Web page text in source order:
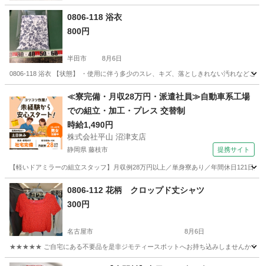
0806-118 浴衣
800円
半田市 8月6日
0806-118 浴衣 【状態】 ・使用に伴う多少のスレ、キズ、落としきれない汚れなど
着物 現地
≪寮完備・月収28万円・派遣社員≫自動車系工場
での組立・加工・プレス 交替制
時給1,490円
株式会社平山 沼津支店
静岡県 藤枝市 提携サイト
【軽いドアミラーの組立スタッフ】月収例28万円以上／単身寮あり／年間休日121
静岡 藤枝市
0806-112 花柄 クロップド丈シャツ
300円
名古屋市 8月6日
★★★★★ ご自宅にある不要品を是非ジモティースポットへお持ち込みしませんか？